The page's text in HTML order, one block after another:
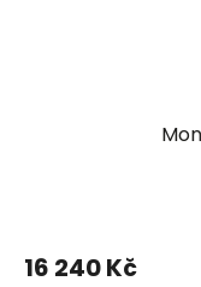
16 240 Kč